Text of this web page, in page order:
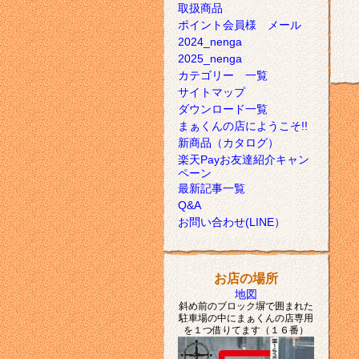
取扱商品
ポイント会員様 メール
2024_nenga
2025_nenga
カテゴリー 一覧
サイトマップ
ダウンロード一覧
まぁくんの店にようこそ!!
新商品（カタログ）
楽天Payお友達紹介キャン
ペーン
最新記事一覧
Q&A
お問い合わせ(LINE）
お店の場所
地図
斜め前のブロック塀で囲まれた
駐車場の中にまぁくんの店専用
を１つ借りてます（１６番）